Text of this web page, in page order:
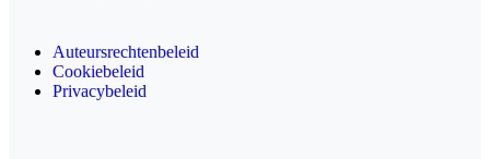
Auteursrechtenbeleid
Cookiebeleid
Privacybeleid